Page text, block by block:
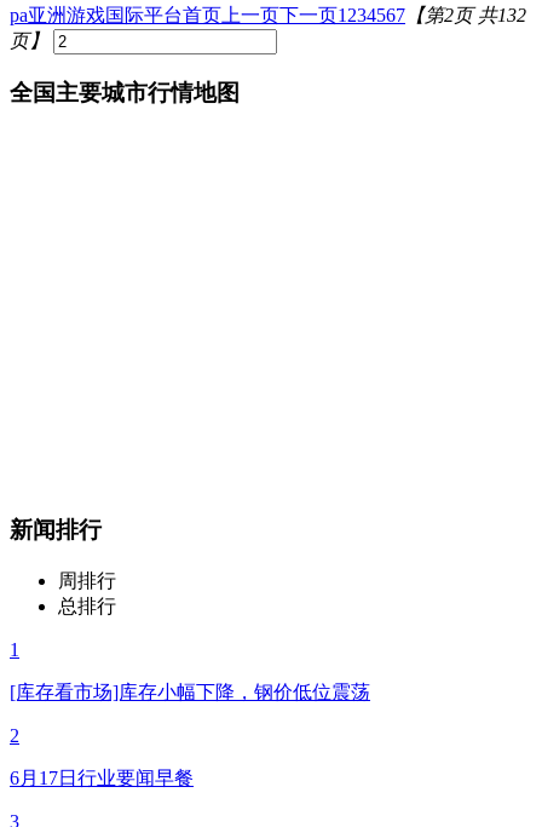
pa亚洲游戏国际平台首页 上一页下一页1 234567 【第2页 共132
页】
全国主要城市行情地图
新闻排行
周排行
总排行
1
[库存看市场]库存小幅下降，钢价低位震荡
2
6月17日行业要闻早餐
3